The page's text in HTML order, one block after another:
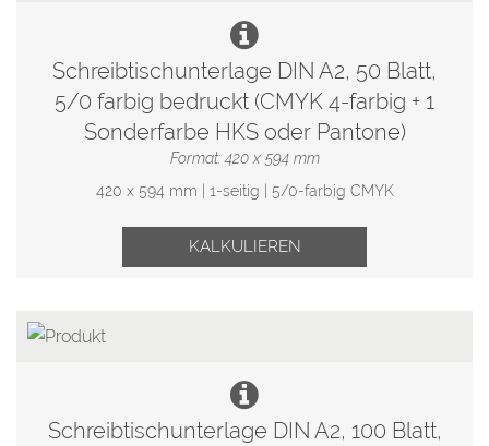
Schreibtischunterlage DIN A2, 50 Blatt,
5/0 farbig bedruckt (CMYK 4-farbig + 1
Sonderfarbe HKS oder Pantone)
Format: 420 x 594 mm
420 x 594 mm | 1-seitig | 5/0-farbig CMYK
KALKULIEREN
Schreibtischunterlage DIN A2, 100 Blatt,